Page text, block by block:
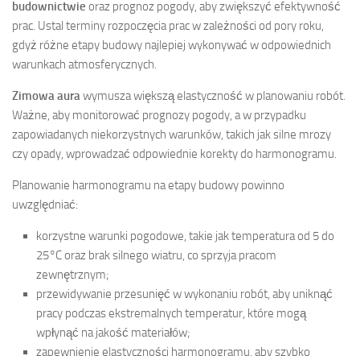
budownictwie oraz prognoz pogody, aby zwiększyć efektywność
prac. Ustal terminy rozpoczęcia prac w zależności od pory roku,
gdyż różne etapy budowy najlepiej wykonywać w odpowiednich
warunkach atmosferycznych.
Zimowa aurawymusza większą elastyczność w planowaniu robót.
Ważne, aby monitorować prognozy pogody, a w przypadku
zapowiadanych niekorzystnych warunków, takich jak silne mrozy
czy opady, wprowadzać odpowiednie korekty do harmonogramu.
Planowanie harmonogramu na etapy budowy powinno
uwzględniać:
korzystne warunki pogodowe, takie jak temperatura od 5 do
25°C oraz brak silnego wiatru, co sprzyja pracom
zewnętrznym;
przewidywanie przesunięć w wykonaniu robót, aby uniknąć
pracy podczas ekstremalnych temperatur, które mogą
wpłynąć na jakość materiałów;
zapewnienie elastyczności harmonogramu, aby szybko